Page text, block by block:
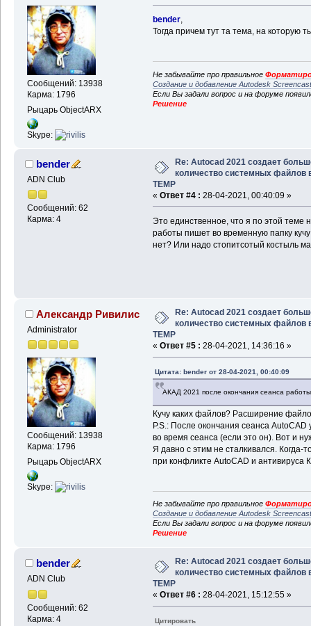
Сообщений: 13938
Карма: 1796
Рыцарь ObjectARX
Skype:
bender,
Тогда причем тут та тема, на которую
Не забывайте про правильное
Создание и добавление Autodesk
Если Вы задали вопрос и на форуме
Решение
bender
ADN Club
Сообщений: 62
Карма: 4
Re: Autocad 2021 создает
количество системных файлов
TEMP
« Ответ #4 : 28-04-2021, 00:40:09 »
Это единственное, что я по этой
работы пишет во временную папку
нет? Или надо стопитсотый костыль
Александр Ривилис
Administrator
Сообщений: 13938
Карма: 1796
Рыцарь ObjectARX
Skype:
Re: Autocad 2021 создает
количество системных файлов
TEMP
« Ответ #5 : 28-04-2021, 14:36:16 »
Цитата: bender от 28-04-2021, 00:40:09
АКАД 2021 после окончания сеанса
Кучу каких файлов? Расширение
P.S.: После окончания сеанса
во время сеанса (если это он). Вот и
Я давно с этим не сталкивался. Когда-
при конфликте AutoCAD и антивируса
Не забывайте про правильное
Создание и добавление Autodesk
Если Вы задали вопрос и на форуме
Решение
bender
ADN Club
Сообщений: 62
Карма: 4
Re: Autocad 2021 создает
количество системных файлов
TEMP
« Ответ #6 : 28-04-2021, 15:12:55 »
Цитировать